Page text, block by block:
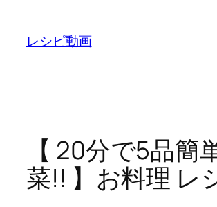
レシピ動画
【 20分で5品簡
菜!! 】お料理 レ